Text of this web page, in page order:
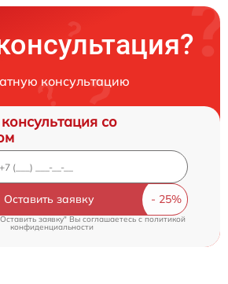
консультацию
со
Оставить заявку
заявку" Вы соглашаетесь c политикой
конфиденциальности